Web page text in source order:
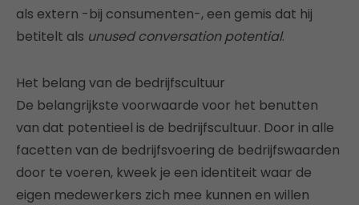
als extern -bij consumenten-, een gemis dat hij
betitelt als unused conversation potential.
Het belang van de bedrijfscultuur
De belangrijkste voorwaarde voor het benutten
van dat potentieel is de bedrijfscultuur. Door in alle
facetten van de bedrijfsvoering de bedrijfswaarden
door te voeren, kweek je een identiteit waar de
eigen medewerkers zich mee kunnen en willen